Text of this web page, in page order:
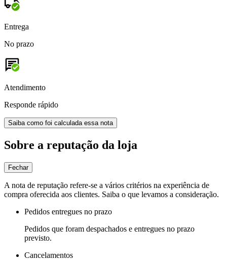
Entrega
No prazo
Atendimento
Responde rápido
Saiba como foi calculada essa nota
Sobre a reputação da loja
Fechar
A nota de reputação refere-se a vários critérios na experiência de
compra oferecida aos clientes. Saiba o que levamos a consideração.
Pedidos entregues no prazo
Pedidos que foram despachados e entregues no prazo
previsto.
Cancelamentos